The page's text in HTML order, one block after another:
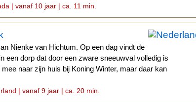
| vanaf 10 jaar | ca. 11 min.
Nienke van Hichtum. Op een dag vindt de
een dorp dat door een zware sneeuwval volledig is
naar zijn huis bij Koning Winter, maar daar kan
| vanaf 9 jaar | ca. 20 min.